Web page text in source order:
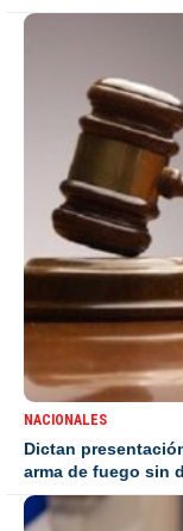
NACIONALES
Dictan
arma de fuego sin